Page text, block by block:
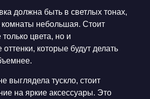
должна быть в светлых тонах,
комнаты небольшая. Стоит
цвета, но и
которые будут делать
выглядела тускло, стоит
на яркие аксессуары. Это